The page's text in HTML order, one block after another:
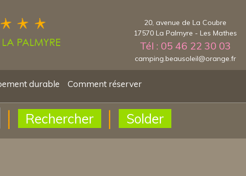
Rechercher Solder
20, avenue de La Coubre
17570 La Palmyre - Les Mathes
Tél : 05 46 22 30 03
camping.beausoleil@orange.fr
durable Comment réserver